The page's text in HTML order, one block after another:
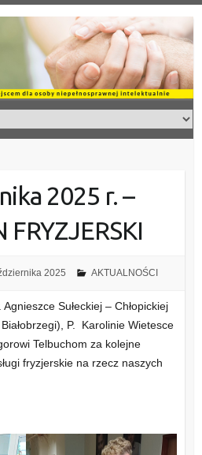
2025 r. –
FRYZJERSKI
2025 AKTUALNOŚCI
Sułeckiej – Chłopickiej
P. Karolinie Wietesce
Telbuchom za kolejne
fryzjerskie na rzecz naszych